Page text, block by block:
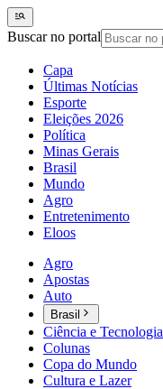
Buscar no portal
Capa
Últimas Notícias
Esporte
Eleições 2026
Política
Minas Gerais
Brasil
Mundo
Agro
Entretenimento
Eloos
Agro
Apostas
Auto
Brasil
Ciência e Tecnologia
Colunas
Copa do Mundo
Cultura e Lazer